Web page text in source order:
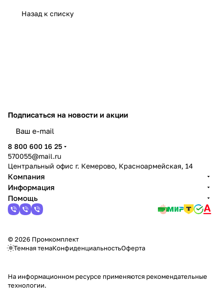
Назад к списку
Подписаться на новости и акции
8 800 600 16 25
570055@mail.ru
Центральный офис г. Кемерово, Красноармейская, 14
Компания
Информация
Помощь
© 2026 Промкомплект
Темная темаКонфиденциальностьОферта
На информационном ресурсе применяются рекомендательные
технологии.